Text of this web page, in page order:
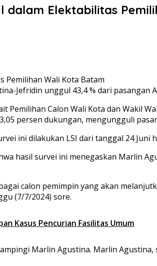
dalam Elektabilitas
Jefridin unggul 43,4 % dari pasangan
Pemilihan Calon Wali Kota dan Wakil
persen dukungan, mengungguli
ini dilakukan LSI dari tanggal 24 Juni
hasil survei ini menegaskan Marlin
calon pemimpin yang akan
(7/7/2024) sore.
Kasus Pencurian Fasilitas Umum
Marlin Agustina. Marlin